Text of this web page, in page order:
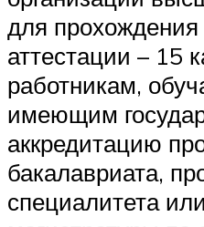
для прохождения
аттестации – 15
работникам,
имеющим
аккредитацию
бакалавриата,
специалитета